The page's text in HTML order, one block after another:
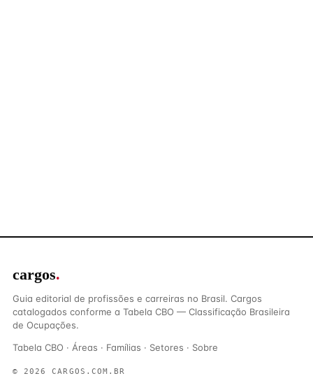
cargos.
Guia editorial de profissões e carreiras no Brasil. Cargos
catalogados conforme a Tabela CBO — Classificação Brasileira
de Ocupações.
Tabela CBO · Áreas · Famílias · Setores · Sobre
© 2026 CARGOS.COM.BR